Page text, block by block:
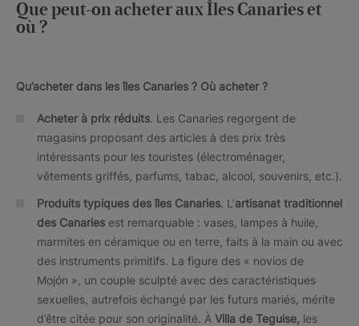
Que peut-on acheter aux Îles Canaries et
où ?
Qu’acheter dans les îles Canaries ? Où acheter ?
Acheter à prix réduits. Les Canaries regorgent de
magasins proposant des articles à des prix très
intéressants pour les touristes (électroménager,
vêtements griffés, parfums, tabac, alcool, souvenirs, etc.).
Produits typiques des îles Canaries. L’artisanat traditionnel
des Canaries est remarquable : vases, lampes à huile,
marmites en céramique ou en terre, faits à la main ou avec
des instruments primitifs. La figure des « novios de
Mojón », un couple sculpté avec des caractéristiques
sexuelles, autrefois échangé par les futurs mariés, mérite
d’être citée pour son originalité. À Villa de Teguise, les